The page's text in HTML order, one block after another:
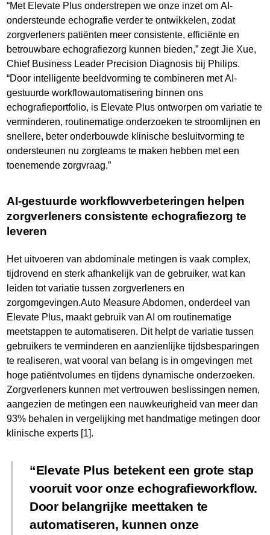
“Met Elevate Plus onderstrepen we onze inzet om AI-
ondersteunde echografie verder te ontwikkelen, zodat
zorgverleners patiënten meer consistente, efficiënte en
betrouwbare echografiezorg kunnen bieden,” zegt Jie Xue,
Chief Business Leader Precision Diagnosis bij Philips.
“Door intelligente beeldvorming te combineren met AI-
gestuurde workflowautomatisering binnen ons
echografieportfolio, is Elevate Plus ontworpen om variatie te
verminderen, routinematige onderzoeken te stroomlijnen en
snellere, beter onderbouwde klinische besluitvorming te
ondersteunen nu zorgteams te maken hebben met een
toenemende zorgvraag.”
AI-gestuurde workflowverbeteringen helpen
zorgverleners consistente echografiezorg te
leveren
Het uitvoeren van abdominale metingen is vaak complex,
tijdrovend en sterk afhankelijk van de gebruiker, wat kan
leiden tot variatie tussen zorgverleners en
zorgomgevingen.Auto Measure Abdomen, onderdeel van
Elevate Plus, maakt gebruik van AI om routinematige
meetstappen te automatiseren. Dit helpt de variatie tussen
gebruikers te verminderen en aanzienlijke tijdsbesparingen
te realiseren, wat vooral van belang is in omgevingen met
hoge patiëntvolumes en tijdens dynamische onderzoeken.
Zorgverleners kunnen met vertrouwen beslissingen nemen,
aangezien de metingen een nauwkeurigheid van meer dan
93% behalen in vergelijking met handmatige metingen door
klinische experts [1].
Elevate Plus betekent een grote stap
vooruit voor onze echografieworkflow.
Door belangrijke meettaken te
automatiseren, kunnen onze